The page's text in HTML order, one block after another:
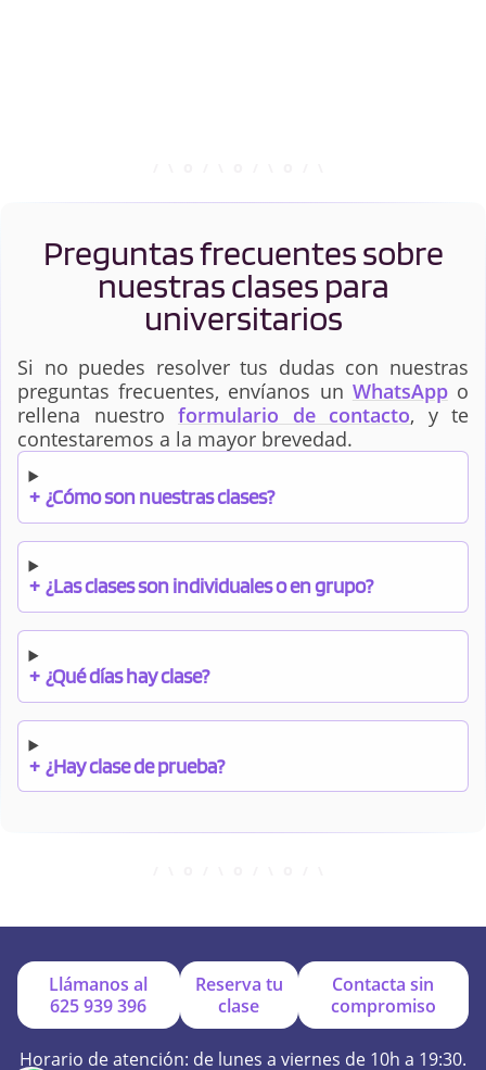
Aplicada
Preguntas frecuentes sobre
nuestras clases para
universitarios
Si no puedes resolver tus dudas con nuestras
preguntas frecuentes, envíanos un WhatsAppo
rellena nuestro formulario de contacto, y te
contestaremos a la mayor brevedad.
+ ¿Cómo son nuestras clases?
+ ¿Las clases son individuales o en grupo?
+ ¿Qué días hay clase?
+ ¿Hay clase de prueba?
+ ¿Por qué online?
Llámanos al
625 939 396
Reserva tu
clase
Contacta sin
compromiso
Horario de atención: de lunes a viernes de 10h a 19:30.